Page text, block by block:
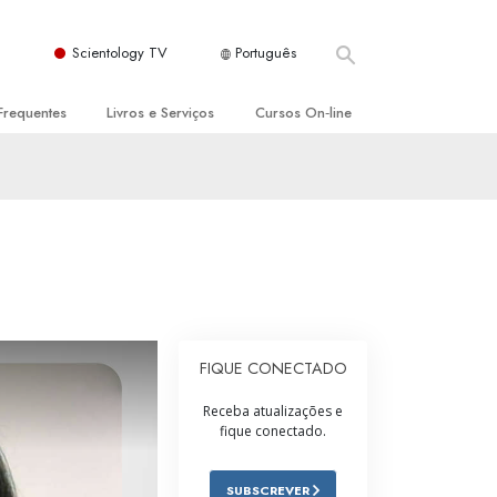
Scientology TV Português
de Scientology
Livros e Serviços
Introdutórios
Cursos On‑line
Ajudas para Doenças e Ferimentos
Integridade e Honestidade
A Escala de Tom Emocional
FIQUE CONECTADO
Receba atualizações e
fique conectado.
SUBSCREVER